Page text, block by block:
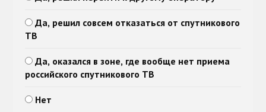
Да, решил совсем отказаться от спутникового
ТВ
Да, оказался в зоне, где вообще нет приема
российского спутникового ТВ
Нет